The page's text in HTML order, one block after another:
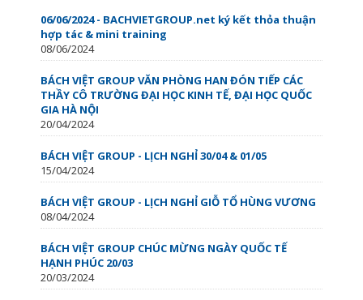
06/06/2024 - BACHVIETGROUP.net ký kết thỏa thuận
hợp tác & mini training
08/06/2024
BÁCH VIỆT GROUP VĂN PHÒNG HAN ĐÓN TIẾP CÁC
THẦY CÔ TRƯỜNG ĐẠI HỌC KINH TẾ, ĐẠI HỌC QUỐC
GIA HÀ NỘI
20/04/2024
BÁCH VIỆT GROUP - LỊCH NGHỈ 30/04 & 01/05
15/04/2024
BÁCH VIỆT GROUP - LỊCH NGHỈ GIỖ TỔ HÙNG VƯƠNG
08/04/2024
BÁCH VIỆT GROUP CHÚC MỪNG NGÀY QUỐC TẾ
HẠNH PHÚC 20/03
20/03/2024